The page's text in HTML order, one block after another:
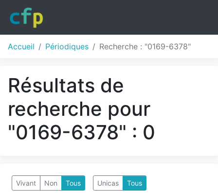
Accueil Périodiques Recherche : "0169-6378"
Résultats de
recherche pour
"0169-6378" : 0
Vivant Non Tous Unicas Tous